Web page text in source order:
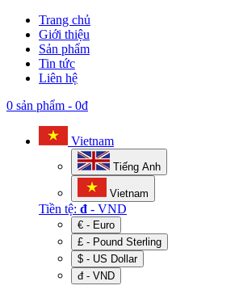
Trang chủ
Giới thiệu
Sản phẩm
Tin tức
Liên hệ
0 sản phẩm - 0đ
Vietnam
Tiếng Anh
Vietnam
Tiền tệ: đ - VND
€ - Euro
£ - Pound Sterling
$ - US Dollar
đ - VND